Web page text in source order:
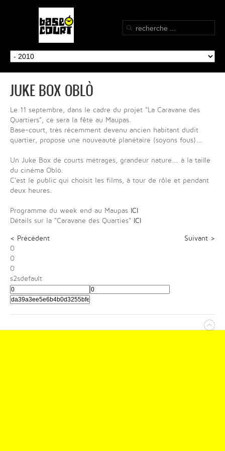
JUKE BOX OBLÒ
Le 11 septembre, dans le cadre du projet "La Caravane des
Quartiers", ce sera la fête au Maupas.
Base-court, très récemment devenu ancien habitant dudit
quartier, propose une nouveauté planétaire (soyons fous)...
Un Juke Box de courts métrages, grandeur nature... à la taille
du cinéma Oblò.
C'est le public qui choisit les films, à tour de rôle et pendant
deux heures.
Programme du week end au Maupas ICI
Détails sur la "Caravane des Quarties" ICI
< Précédent
Suivant >
0
0
0
s2sdefault